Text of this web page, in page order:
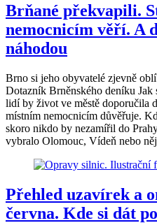
Brňané překvapili.
nemocnicím věří. A
náhodou
Brno si jeho obyvatelé zjevně
Dotazník Brněnského deníku Jak
lidí by život ve městě doporučila
místním nemocnicím důvěřuje.
skoro nikdo by nezamířil do
vybralo Olomouc, Vídeň nebo
Přehled uzavírek a
června. Kde si dát